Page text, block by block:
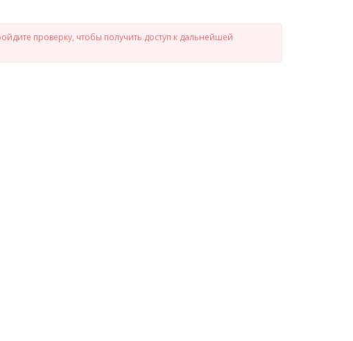
проверку, чтобы получить доступ к дальнейшей